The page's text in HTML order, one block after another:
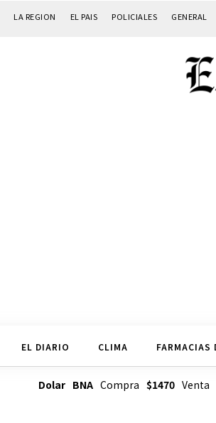
LA REGION EL PAIS POLICIALES GENERAL
EL DIARIO CLIMA FARMACIAS
Dolar BNACompra $1470Venta